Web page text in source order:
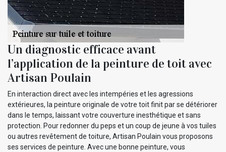
Un diagnostic efficace avant
l’application de la peinture de toit avec
Artisan Poulain
En interaction direct avec les intempéries et les agressions
extérieures, la peinture originale de votre toit finit par se détériorer
dans le temps, laissant votre couverture inesthétique et sans
protection. Pour redonner du peps et un coup de jeune à vos tuiles
ou autres revêtement de toiture, Artisan Poulain vous proposons
ses services de peinture. Avec une bonne peinture, vous